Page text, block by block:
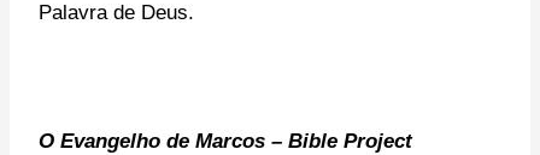
Palavra de Deus.
O Evangelho de Marcos – Bible Project